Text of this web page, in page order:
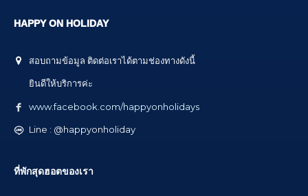
HAPPY ON HOLIDAY
สอบถามข้อมูล ติดต่อเราได้ตามช่องทางดังนี้
ยินดีให้บริการค่ะ
www.facebook.com/happyonholidays
Line : @happyonholiday
ที่พักสุดฮอตของเรา